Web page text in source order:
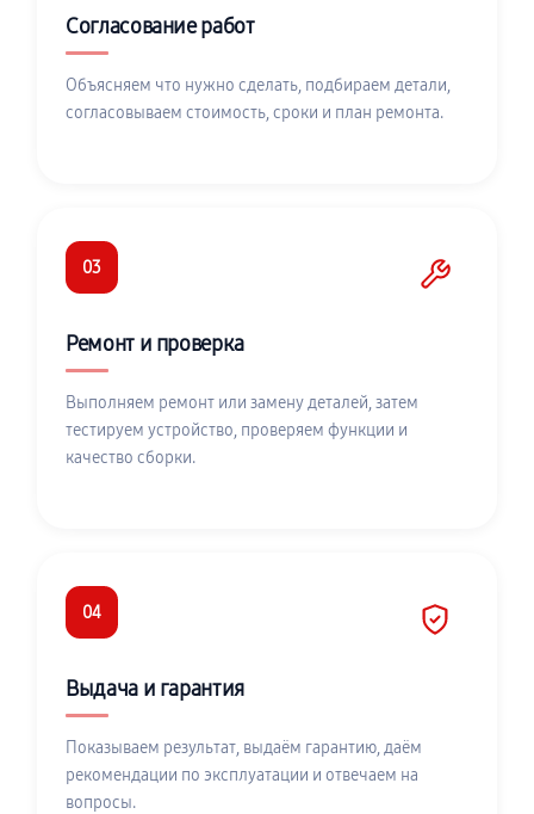
Согласование работ
Объясняем что нужно сделать, подбираем детали,
согласовываем стоимость, сроки и план ремонта.
03
Ремонт и проверка
Выполняем ремонт или замену деталей, затем
тестируем устройство, проверяем функции и
качество сборки.
04
Выдача и гарантия
Показываем результат, выдаём гарантию, даём
рекомендации по эксплуатации и отвечаем на
вопросы.